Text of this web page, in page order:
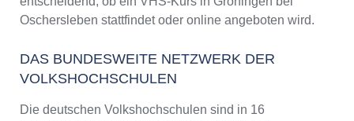
Oschersleben stattfindet oder online angeboten wird.
DAS BUNDESWEITE NETZWERK DER
VOLKSHOCHSCHULEN
Die deutschen Volkshochschulen sind in 16